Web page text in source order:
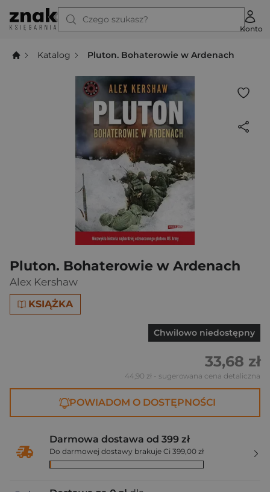
Czego szukasz?
Konto
Katalog Pluton. Bohaterowie w Ardenach
Pluton. Bohaterowie w Ardenach
Alex Kershaw
KSIĄŻKA
Chwilowo niedostępny
33,68 zł
44,90 zł - sugerowana cena detaliczna
POWIADOM O DOSTĘPNOŚCI
Darmowa dostawa od 399 zł
Do darmowej dostawy brakuje Ci 399,00 zł